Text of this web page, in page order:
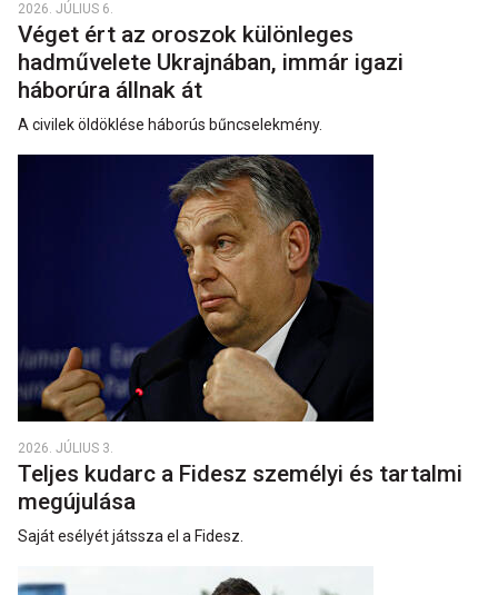
2026. JÚLIUS 6.
Véget ért az oroszok különleges
hadművelete Ukrajnában, immár igazi
háborúra állnak át
A civilek öldöklése háborús bűncselekmény.
2026. JÚLIUS 3.
Teljes kudarc a Fidesz személyi és tartalmi
megújulása
Saját esélyét játssza el a Fidesz.